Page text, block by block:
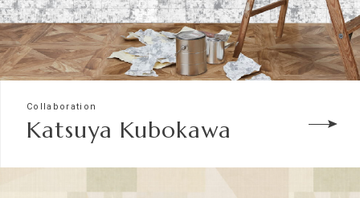
Collaboration
Katsuya Kubokawa